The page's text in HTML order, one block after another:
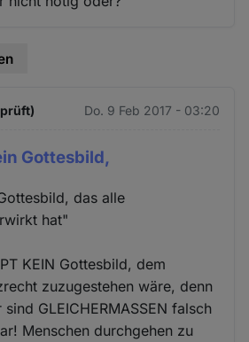
Do. 9 Feb 2017 - 03:20
Gottesbild,
das alle
hat"
KEIN Gottesbild, dem
zuzugestehen wäre, denn
GLEICHERMASSEN falsch
Menschen durchgehen zu